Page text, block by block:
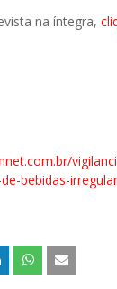
na íntegra,
bebidas-